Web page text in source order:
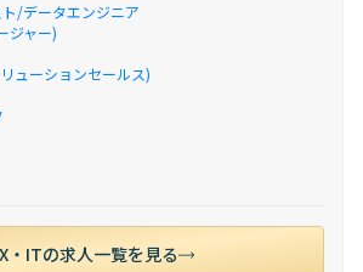
/データエンジニア
ジャー)
ューションセールス)
・ITの求人一覧を見る